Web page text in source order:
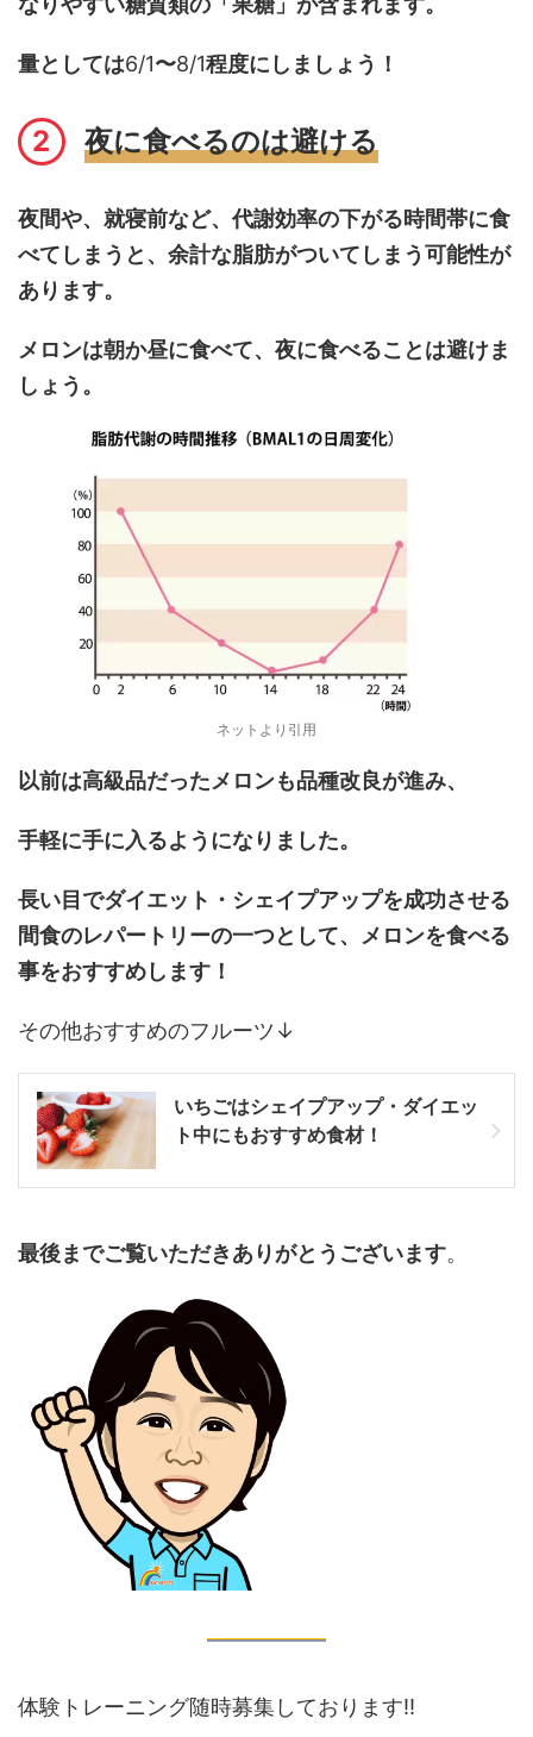
量としては6/1〜8/1程度にしましょう！
夜に食べるのは避ける
夜間や、就寝前など、代謝効率の下がる時間帯に食
べてしまうと、余計な脂肪がついてしまう可能性が
あります。
メロンは朝か昼に食べて、夜に食べることは避けま
しょう。
ネットより引用
以前は高級品だったメロンも品種改良が進み、
手軽に手に入るようになりました。
長い目でダイエット・シェイプアップを成功させる
間食のレパートリーの一つとして、メロンを食べる
事をおすすめします！
その他おすすめのフルーツ↓
いちごはシェイプアップ・ダイエッ
ト中にもおすすめ食材！
最後までご覧いただきありがとうございます。
体験トレーニング随時募集しております‼️